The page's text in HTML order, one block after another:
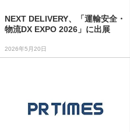
NEXT DELIVERY、「運輸安全・
物流DX EXPO 2026」に出展
2026年5月20日